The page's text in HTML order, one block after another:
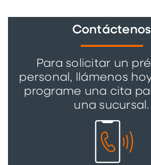
Contáctenos
Para solicitar un
personal, llámenos
programe una cita
una sucursal.